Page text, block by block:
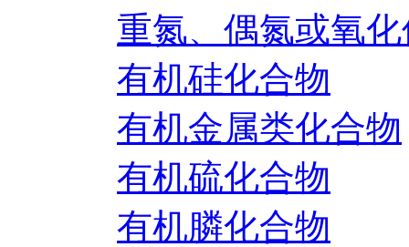
重氮、偶氮或氧
有机硅化合物
有机金属类化合物
有机硫化合物
有机膦化合物